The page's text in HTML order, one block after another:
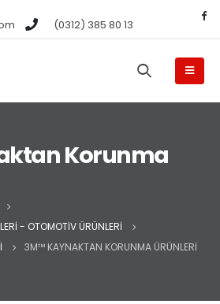
(0312) 385 80 13
Korunma
- OTOMOTIV ÜRÜNLERI
3M™ KAYNAKTAN KORUNMA ÜRÜNLERI